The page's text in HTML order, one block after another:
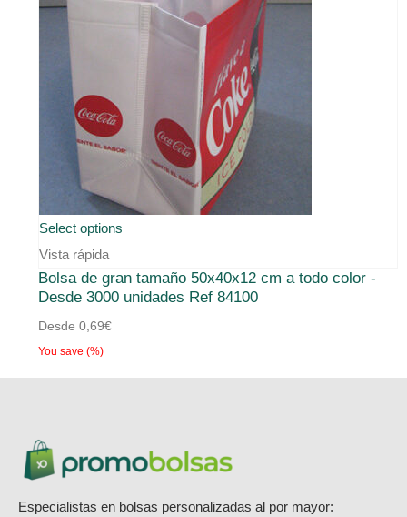
Select options
Vista rápida
Bolsa de gran tamaño 50x40x12 cm a todo color -
Desde 3000 unidades Ref 84100
Desde 0,69€
You save (%)
Especialistas en bolsas personalizadas al por mayor: